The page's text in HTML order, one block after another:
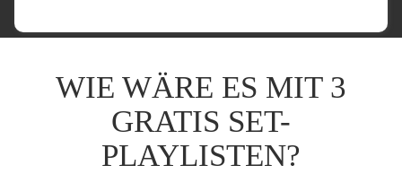
WIE WÄRE ES MIT 3
GRATIS SET-
PLAYLISTEN?